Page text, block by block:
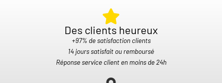
Des clients heureux​
+97% de satisfaction clients
14 jours satisfait ou remboursé
Réponse service client en moins de 24h